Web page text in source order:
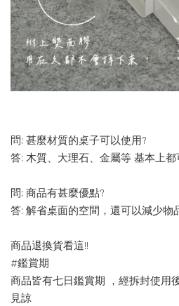
問: 甚麼材質的桌子可以使用?
答: 木質、大理石、金屬等 基本上都
問: 商品有甚麼優點?
答: 解省桌面的空間，還可以減少物
商品退換貨看這!!
#鑑賞期
商品皆有七日鑑賞期 ，經拆封使用
見諒